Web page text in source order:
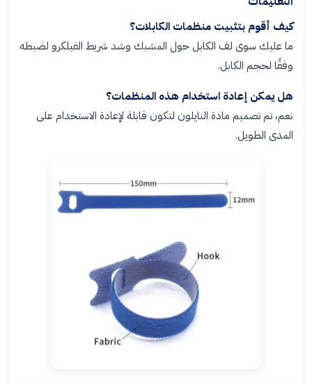
كيف أقوم بتثبيت منظمات الكابلات؟
ما عليك سوى لف الكابل حول المشبك وشد شريط الفيلكرو لضبطه
وفقًا لحجم الكابل.
هل يمكن إعادة استخدام هذه المنظمات؟
نعم، تم تصميم مادة النايلون لتكون قابلة لإعادة الاستخدام على
المدى الطويل.